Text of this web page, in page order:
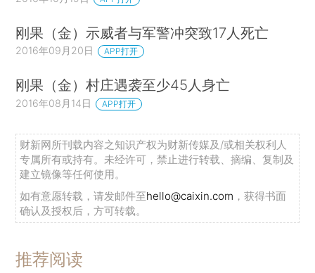
刚果（金）示威者与军警冲突致17人死亡
2016年09月20日 APP打开
刚果（金）村庄遇袭至少45人身亡
2016年08月14日 APP打开
财新网所刊载内容之知识产权为财新传媒及/或相关权利人
专属所有或持有。未经许可，禁止进行转载、摘编、复制及
建立镜像等任何使用。
如有意愿转载，请发邮件至hello@caixin.com ，获得书面
确认及授权后，方可转载。
推荐阅读